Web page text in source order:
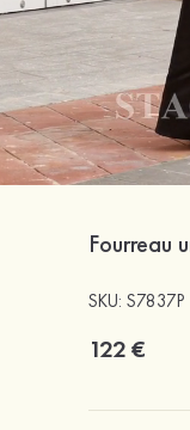
Fourreau
SKU: S7837P
122 €